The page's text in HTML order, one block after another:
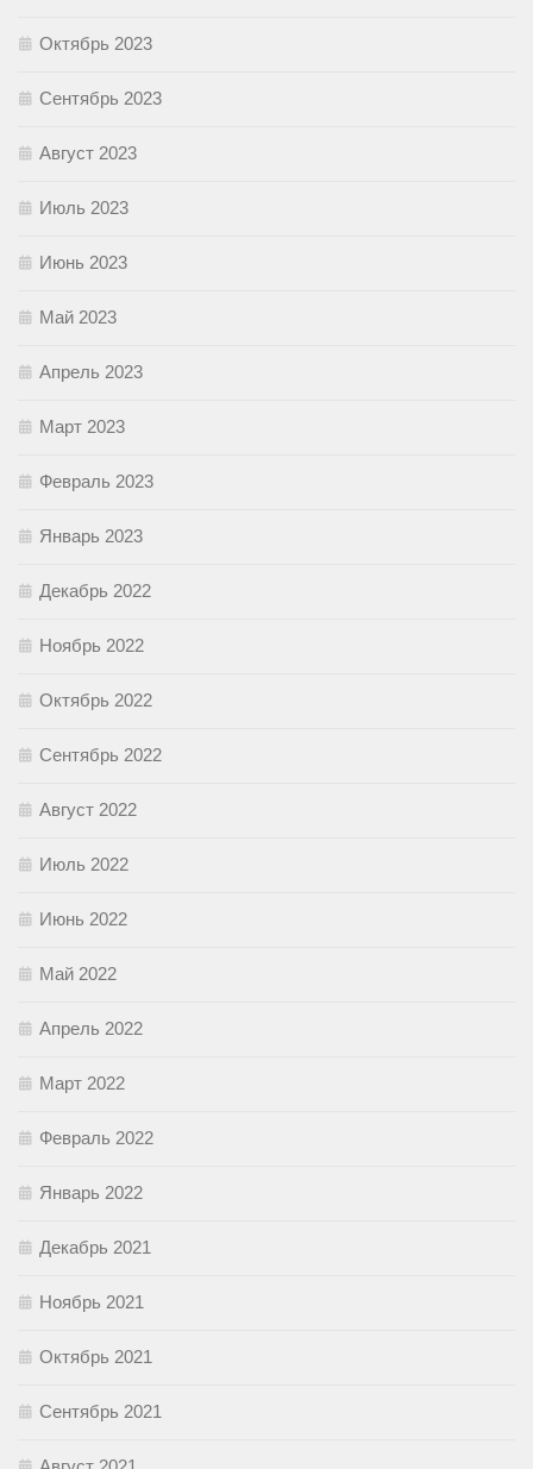
Октябрь 2023
Сентябрь 2023
Август 2023
Июль 2023
Июнь 2023
Май 2023
Апрель 2023
Март 2023
Февраль 2023
Январь 2023
Декабрь 2022
Ноябрь 2022
Октябрь 2022
Сентябрь 2022
Август 2022
Июль 2022
Июнь 2022
Май 2022
Апрель 2022
Март 2022
Февраль 2022
Январь 2022
Декабрь 2021
Ноябрь 2021
Октябрь 2021
Сентябрь 2021